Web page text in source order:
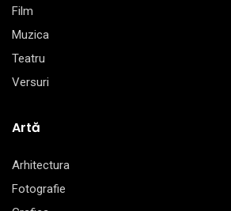
Film
Muzica
Teatru
Versuri
Artă
Arhitectura
Fotografie